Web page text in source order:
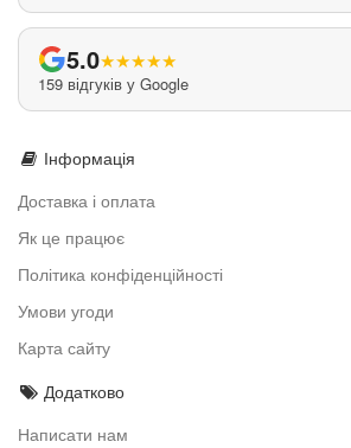
5.0★★★★★
159 відгуків у Google
Інформація
Доставка і оплата
Як це працює
Політика конфіденційності
Умови угоди
Карта сайту
Додатково
Написати нам